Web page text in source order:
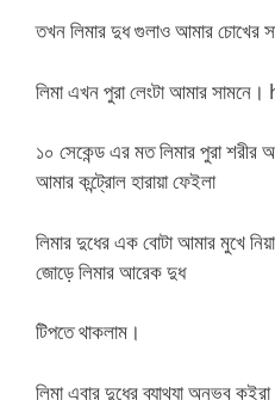
তখন লিমার দুধ গুলাও আমার চোখের
লিমা এখন পুরা লেংটা আমার
১০ সেকেন্ড এর মত লিমার পুরা শরীর
আমার কন্ট্রোল হারায়া ফেইলা
লিমার দুধের এক বোটা আমার মুখে
জোড়ে লিমার আরেক দুধ
টিপতে থাকলাম।
লিমা এবার দুধের ব্যাথ্যা অনুভব